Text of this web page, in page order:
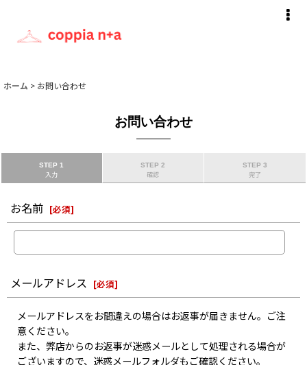
ホーム > お問い合わせ
お問い合わせ
STEP 1
入力
STEP 2
確認
STEP 3
完了
お名前 [必須]
メールアドレス [必須]
メールアドレスをお間違えの場合はお返事が届きません。ご注
意ください。
また、弊店からのお返事が迷惑メールとして処理される場合が
ございますので、迷惑メールフォルダもご確認ください。